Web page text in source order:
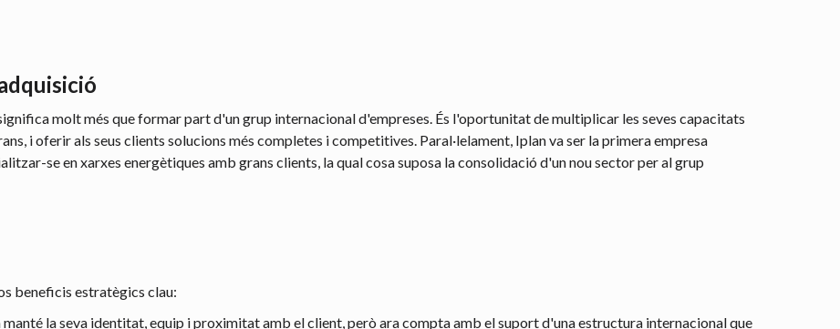
molt més que formar part d'un grup internacional d'empreses. És l'oportunitat de multiplicar les seves capacitats
i oferir als seus clients solucions més completes i competitives. Paral·lelament, Iplan va ser la primera empresa
se en xarxes energètiques amb grans clients, la qual cosa suposa la consolidació d'un nou sector per al grup
beneficis estratègics clau:
manté la seva identitat, equip i proximitat amb el client, però ara compta amb el suport d'una estructura internacional que